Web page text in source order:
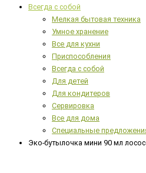
Всегда с собой
Мелкая бытовая техника
Умное хранение
Все для кухни
Приспособления
Всегда с собой
Для детей
Для кондитеров
Сервировка
Все для дома
Специальные
Эко-бутылочка мини 90 мл